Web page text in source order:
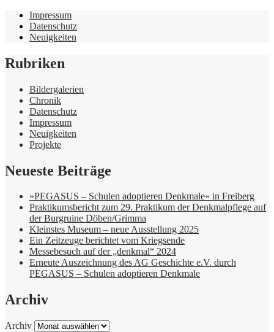
Impressum
Datenschutz
Neuigkeiten
Rubriken
Bildergalerien
Chronik
Datenschutz
Impressum
Neuigkeiten
Projekte
Neueste Beiträge
»PEGASUS – Schulen adoptieren Denkmale« in Freiberg
Praktikumsbericht zum 29. Praktikum der Denkmalpflege auf
der Burgruine Döben/Grimma
Kleinstes Museum – neue Ausstellung 2025
Ein Zeitzeuge berichtet vom Kriegsende
Messebesuch auf der „denkmal“ 2024
Erneute Auszeichnung des AG Geschichte e.V. durch
PEGASUS – Schulen adoptieren Denkmale
Archiv
Archiv